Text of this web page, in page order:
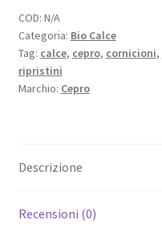
COD: N/A
Categoria: Bio Calce
Tag: calce, cepro, cornicioni,
ripristini
Marchio: Cepro
Descrizione
Recensioni (0)